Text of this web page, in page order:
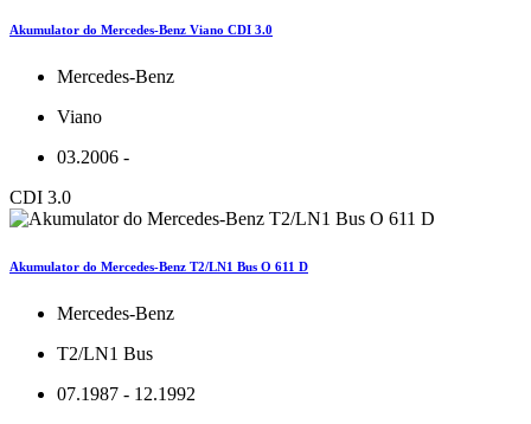
Akumulator do Mercedes-Benz Viano CDI 3.0
Mercedes-Benz
Viano
03.2006 -
CDI 3.0
Akumulator do Mercedes-Benz T2/LN1 Bus O 611 D
Mercedes-Benz
T2/LN1 Bus
07.1987 - 12.1992